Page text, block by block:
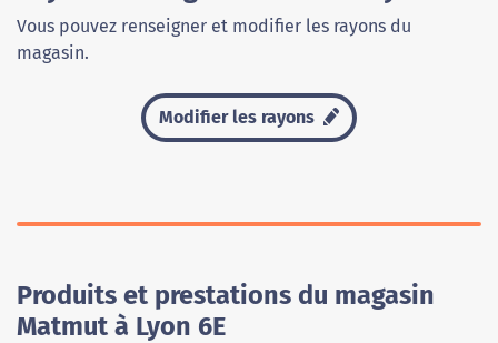
Vous pouvez renseigner et modifier les rayons du
magasin.
Modifier les rayons
Produits et prestations du magasin
Matmut à Lyon 6E